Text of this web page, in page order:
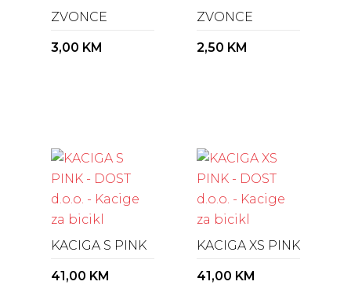
ZVONCE
3,00 KM
ZVONCE
2,50 KM
KACIGA S PINK
41,00 KM
KACIGA XS PINK
41,00 KM